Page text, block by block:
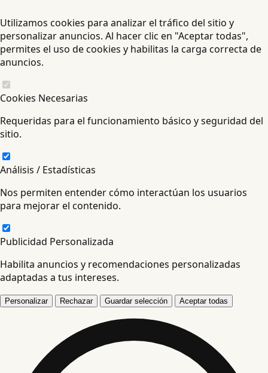
Utilizamos cookies para analizar el tráfico del sitio y
personalizar anuncios. Al hacer clic en "Aceptar todas",
permites el uso de cookies y habilitas la carga correcta de
anuncios.
Cookies Necesarias
Requeridas para el funcionamiento básico y seguridad del
sitio.
Análisis / Estadísticas
Nos permiten entender cómo interactúan los usuarios
para mejorar el contenido.
Publicidad Personalizada
Habilita anuncios y recomendaciones personalizadas
adaptadas a tus intereses.
Personalizar Rechazar Guardar selección Aceptar todas